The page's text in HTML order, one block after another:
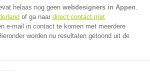
helaas nog geen webdesigners in Appen.
of ga naar direct contact met
e-mail in contact te komen met meerdere
worden nu resultaten getoond uit de